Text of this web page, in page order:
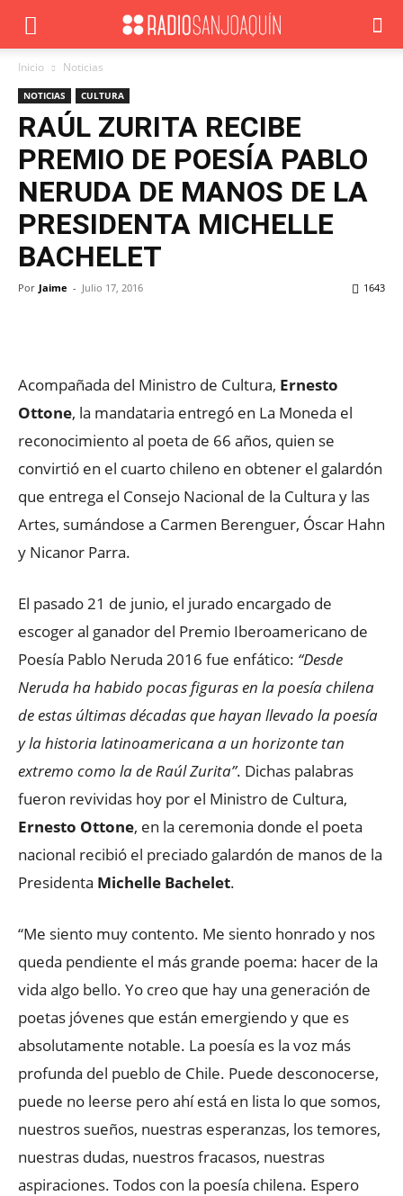
Inicio Noticias
NOTICIAS CULTURA
RAÚL ZURITA RECIBE
PREMIO DE POESÍA PABLO
NERUDA DE MANOS DE LA
PRESIDENTA MICHELLE
BACHELET
Por Jaime - Julio 17, 2016 1643
Acompañada del Ministro de Cultura, Ernesto
Ottone, la mandataria entregó en La Moneda el
reconocimiento al poeta de 66 años, quien se
convirtió en el cuarto chileno en obtener el galardón
que entrega el Consejo Nacional de la Cultura y las
Artes, sumándose a Carmen Berenguer, Óscar Hahn
y Nicanor Parra.
El pasado 21 de junio, el jurado encargado de
escoger al ganador del Premio Iberoamericano de
Poesía Pablo Neruda 2016 fue enfático: “Desde
Neruda ha habido pocas figuras en la poesía chilena
de estas últimas décadas que hayan llevado la poesía
y la historia latinoamericana a un horizonte tan
extremo como la de Raúl Zurita”. Dichas palabras
fueron revividas hoy por el Ministro de Cultura,
Ernesto Ottone, en la ceremonia donde el poeta
nacional recibió el preciado galardón de manos de la
Presidenta Michelle Bachelet.
“Me siento muy contento. Me siento honrado y nos
queda pendiente el más grande poema: hacer de la
vida algo bello. Yo creo que hay una generación de
poetas jóvenes que están emergiendo y que es
absolutamente notable. La poesía es la voz más
profunda del pueblo de Chile. Puede desconocerse,
puede no leerse pero ahí está en lista lo que somos,
nuestros sueños, nuestras esperanzas, los temores,
nuestras dudas, nuestros fracasos, nuestras
aspiraciones. Todos con la poesía chilena. Espero